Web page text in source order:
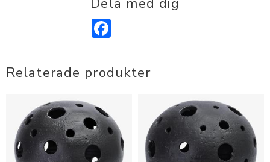
Relaterade produkter